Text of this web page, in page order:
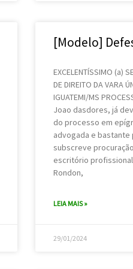
[Modelo]
EXCELENTÍSSIMO (a)
DE DIREITO DA VARA
IGUATEMI/MS
Joao dasdores, já
do processo em
advogada e
subscreve
escritório
Rondon,
LEIA MAIS »
29/01/2024